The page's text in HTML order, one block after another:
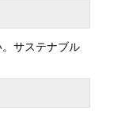
。サステナブル